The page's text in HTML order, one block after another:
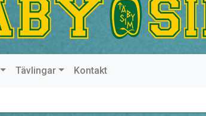
Tävlingar Kontakt